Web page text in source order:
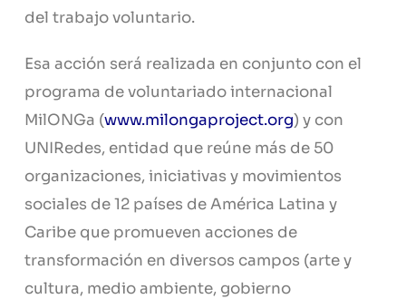
del trabajo voluntario.
Esa acción será realizada en conjunto con el
programa de voluntariado internacional
MilONGa (www.milongaproject.org) y con
UNIRedes, entidad que reúne más de 50
organizaciones, iniciativas y movimientos
sociales de 12 países de América Latina y
Caribe que promueven acciones de
transformación en diversos campos (arte y
cultura, medio ambiente, gobierno